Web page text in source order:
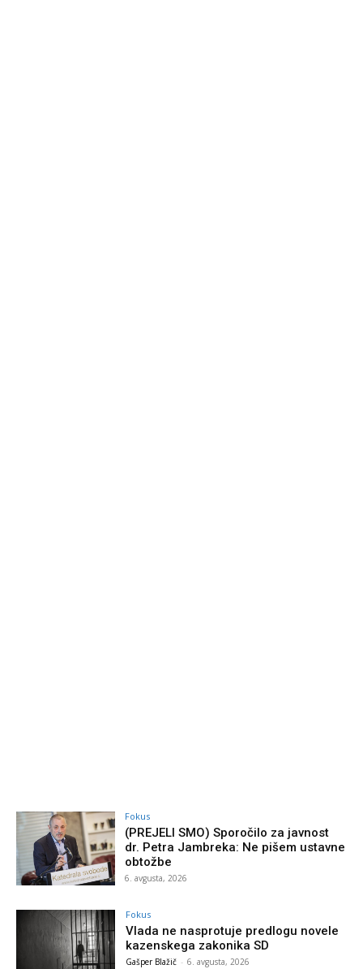
Fokus
(PREJELI SMO) Sporočilo za javnost
dr. Petra Jambreka: Ne pišem ustavne
obtožbe
6. avgusta, 2026
Fokus
Vlada ne nasprotuje predlogu novele
kazenskega zakonika SD
Gašper Blažič - 6. avgusta, 2026